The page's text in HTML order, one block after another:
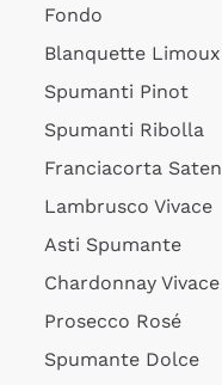
Fondo
Blanquette Limoux
Spumanti Pinot
Spumanti Ribolla
Franciacorta Saten
Lambrusco Vivace
Asti Spumante
Chardonnay Vivace
Prosecco Rosé
Spumante Dolce